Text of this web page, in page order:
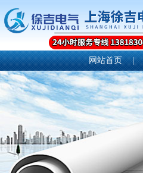
网站首页 |